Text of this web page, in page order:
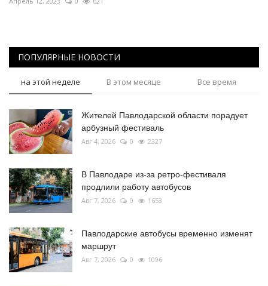
ПОПУЛЯРНЫЕ НОВОСТИ
на этой неделе В этом месяце Все время
Жителей Павлодарской области порадует
арбузный фестиваль
Авг 4, 2026 0 2327
В Павлодаре из-за ретро-фестиваля
продлили работу автобусов
Авг 7, 2026 0 1653
Павлодарские автобусы временно изменят
маршрут
Авг 7, 2026 0 1096